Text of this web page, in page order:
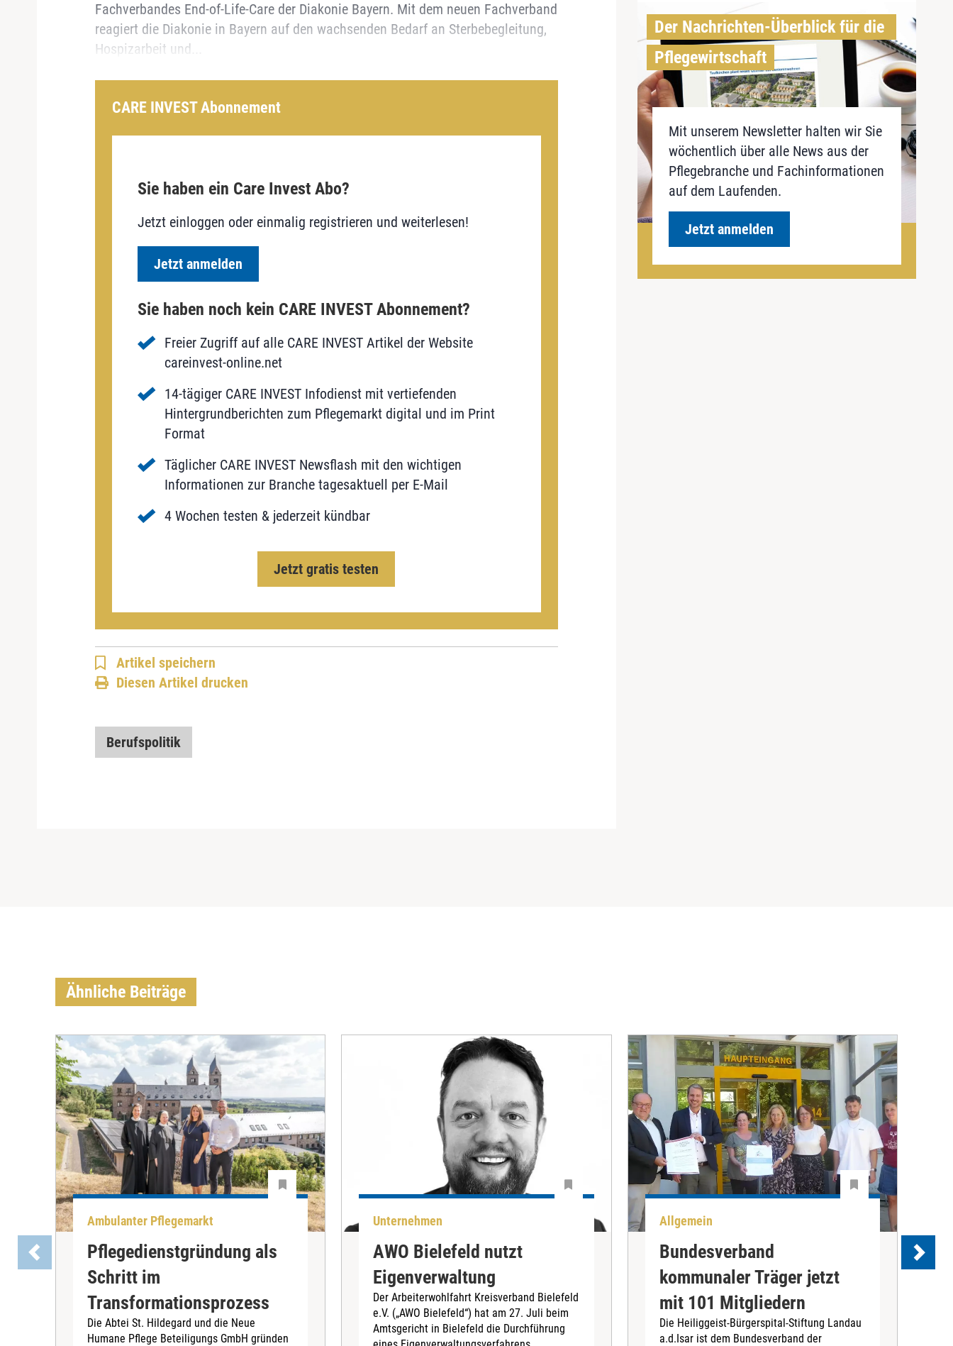
Fachverbandes End-of-Life-Care der Diakonie Bayern. Mit dem neuen Fachverband
reagiert die Diakonie in Bayern auf den wachsenden Bedarf an Sterbebegleitung,
Hospizarbeit und...
CARE INVEST Abonnement
Sie haben ein Care Invest Abo?
Jetzt einloggen oder einmalig registrieren und weiterlesen!
Jetzt anmelden
Sie haben noch kein CARE INVEST Abonnement?
Freier Zugriff auf alle CARE INVEST Artikel der Website
careinvest-online.net
14-tägiger CARE INVEST Infodienst mit vertiefenden
Hintergrundberichten zum Pflegemarkt digital und im Print
Format
Täglicher CARE INVEST Newsflash mit den wichtigen
Informationen zur Branche tagesaktuell per E-Mail
4 Wochen testen & jederzeit kündbar
Jetzt gratis testen
Artikel speichern
Diesen Artikel drucken
Berufspolitik
Der Nachrichten-Überblick für die
Pflegewirtschaft
Mit unserem Newsletter halten wir Sie
wöchentlich über alle News aus der
Pflegebranche und Fachinformationen
auf dem Laufenden.
Jetzt anmelden
Ähnliche Beiträge
Ambulanter Pflegemarkt
Pflegedienstgründung als
Schritt im
Transformationsprozess
Die Abtei St. Hildegard und die Neue
Humane Pflege Beteiligungs GmbH gründen
Unternehmen
AWO Bielefeld nutzt
Eigenverwaltung
Der Arbeiterwohlfahrt Kreisverband Bielefeld
e.V. („AWO Bielefeld“) hat am 27. Juli beim
Amtsgericht in Bielefeld die Durchführung
Allgemein
Bundesverband
kommunaler Träger jetzt
mit 101 Mitgliedern
Die Heiliggeist-Bürgerspital-Stiftung Landau
a.d.Isar ist dem Bundesverband der